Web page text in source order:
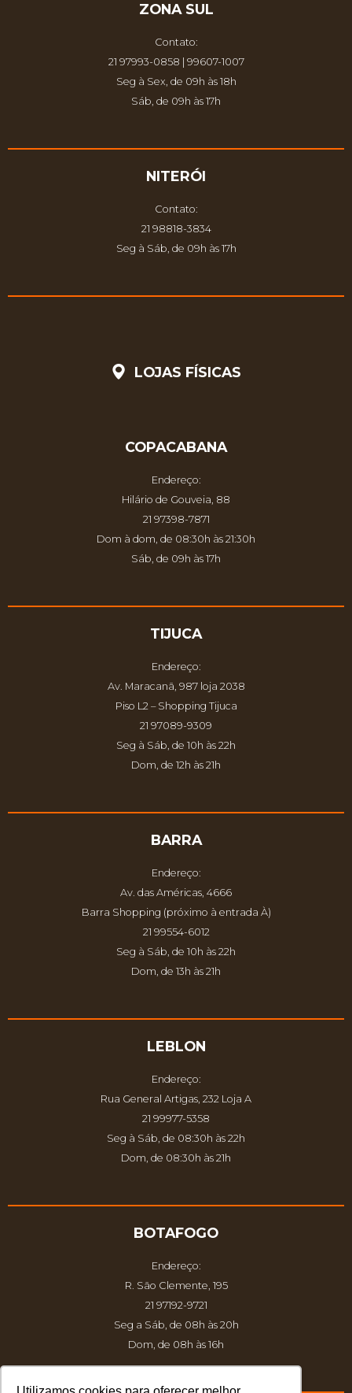
ZONA SUL
Contato:
21 97993-0858 | 99607-1007
Seg à Sex, de 09h às 18h
Sáb, de 09h às 17h
NITERÓI
Contato:
21 98818-3834
Seg à Sáb, de 09h às 17h
LOJAS FÍSICAS
COPACABANA
Endereço:
Hilário de Gouveia, 88
21 97398-7871
Dom à dom, de 08:30h às 21:30h
Sáb, de 09h às 17h
TIJUCA
Endereço:
Av. Maracanã, 987 loja 2038
Piso L2 – Shopping Tijuca
21 97089-9309
Seg à Sáb, de 10h às 22h
Dom, de 12h às 21h
BARRA
Endereço:
Av. das Américas, 4666
Barra Shopping (próximo à entrada À)
21 99554-6012
Seg à Sáb, de 10h às 22h
Dom, de 13h às 21h
LEBLON
Endereço:
Rua General Artigas, 232 Loja A
21 99977-5358
Seg à Sáb, de 08:30h às 22h
Dom, de 08:30h às 21h
BOTAFOGO
Endereço:
R. São Clemente, 195
21 97192-9721
Seg a Sáb, de 08h às 20h
Dom, de 08h às 16h